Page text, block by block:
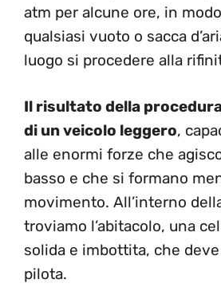
atm per alcune ore, in
qualsiasi vuoto o sacca
luogo si procedere alla
Il risultato della
di un veicolo leggero,
alle enormi forze che
basso e che si formano
movimento. All’interno
troviamo l’abitacolo, una
solida e imbottita, che
pilota.